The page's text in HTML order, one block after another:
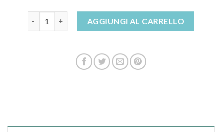
AGGIUNGI AL CARRELLO